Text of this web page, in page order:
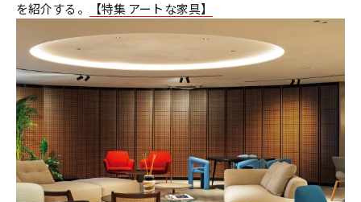
を紹介する。
【特集 アートな家具】